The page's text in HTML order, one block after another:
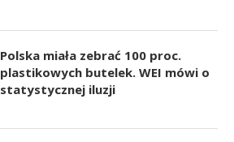
Polska miała zebrać 100 proc.
plastikowych butelek. WEI mówi o
statystycznej iluzji